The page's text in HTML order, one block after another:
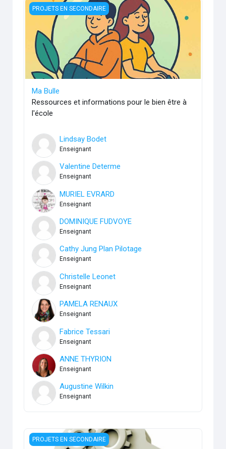
Ma Bulle
PROJETS EN SECONDAIRE
Ma Bulle
Ressources et informations pour le bien être à
l'école
Lindsay Bodet
Enseignant
Valentine Determe
Enseignant
MURIEL EVRARD
Enseignant
DOMINIQUE FUDVOYE
Enseignant
Cathy Jung Plan Pilotage
Enseignant
Christelle Leonet
Enseignant
PAMELA RENAUX
Enseignant
Fabrice Tessari
Enseignant
ANNE THYRION
Enseignant
Augustine Wilkin
Enseignant
Méthodologie / Remédiations 1er Degré
PROJETS EN SECONDAIRE